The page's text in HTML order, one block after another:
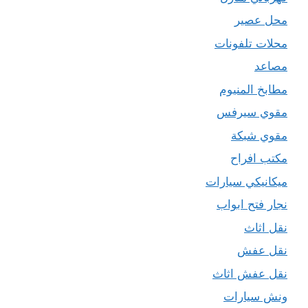
محل عصير
محلات تلفونات
مصاعد
مطابخ المنيوم
مقوي سيرفس
مقوي شبكة
مكتب افراح
ميكانيكي سيارات
نجار فتح ابواب
نقل اثاث
نقل عفش
نقل عفش اثاث
ونش سيارات